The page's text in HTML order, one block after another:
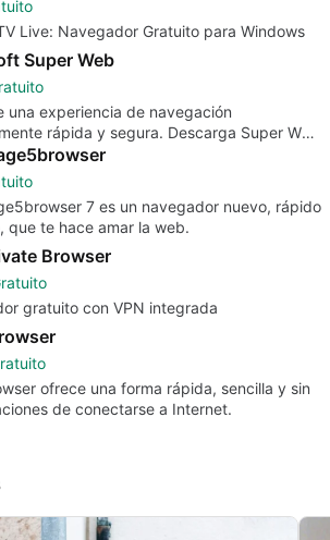
Live: Navegador Gratuito para Windows
Super Web
una experiencia de navegación
rápida y segura. Descarga Super Web
el cambio.
7 es un navegador nuevo, rápido
que te hace amar la web.
Browser
gratuito con VPN integrada
ofrece una forma rápida, sencilla y sin
de conectarse a Internet.